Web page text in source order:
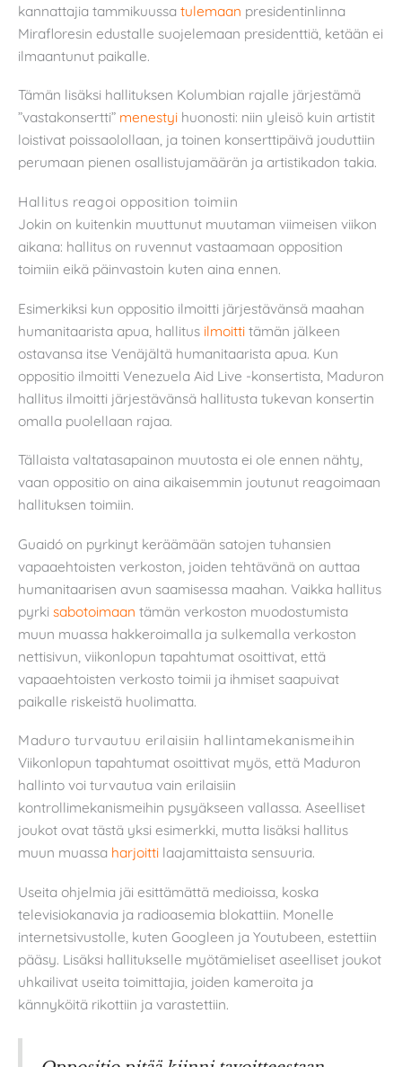
kannattajia tammikuussa tulemaan presidentinlinna
Mirafloresin edustalle suojelemaan presidenttiä, ketään ei
ilmaantunut paikalle.
Tämän lisäksi hallituksen Kolumbian rajalle järjestämä
”vastakonsertti” menestyi huonosti: niin yleisö kuin artistit
loistivat poissaolollaan, ja toinen konserttipäivä jouduttiin
perumaan pienen osallistujamäärän ja artistikadon takia.
Hallitus reagoi opposition toimiin
Jokin on kuitenkin muuttunut muutaman viimeisen viikon
aikana: hallitus on ruvennut vastaamaan opposition
toimiin eikä päinvastoin kuten aina ennen.
Esimerkiksi kun oppositio ilmoitti järjestävänsä maahan
humanitaarista apua, hallitus ilmoitti tämän jälkeen
ostavansa itse Venäjältä humanitaarista apua. Kun
oppositio ilmoitti Venezuela Aid Live -konsertista, Maduron
hallitus ilmoitti järjestävänsä hallitusta tukevan konsertin
omalla puolellaan rajaa.
Tällaista valtatasapainon muutosta ei ole ennen nähty,
vaan oppositio on aina aikaisemmin joutunut reagoimaan
hallituksen toimiin.
Guaidó on pyrkinyt keräämään satojen tuhansien
vapaaehtoisten verkoston, joiden tehtävänä on auttaa
humanitaarisen avun saamisessa maahan. Vaikka hallitus
pyrki sabotoimaan tämän verkoston muodostumista
muun muassa hakkeroimalla ja sulkemalla verkoston
nettisivun, viikonlopun tapahtumat osoittivat, että
vapaaehtoisten verkosto toimii ja ihmiset saapuivat
paikalle riskeistä huolimatta.
Maduro turvautuu erilaisiin hallintamekanismeihin
Viikonlopun tapahtumat osoittivat myös, että Maduron
hallinto voi turvautua vain erilaisiin
kontrollimekanismeihin pysyäkseen vallassa. Aseelliset
joukot ovat tästä yksi esimerkki, mutta lisäksi hallitus
muun muassa harjoitti laajamittaista sensuuria.
Useita ohjelmia jäi esittämättä medioissa, koska
televisiokanavia ja radioasemia blokattiin. Monelle
internetsivustolle, kuten Googleen ja Youtubeen, estettiin
pääsy. Lisäksi hallitukselle myötämieliset aseelliset joukot
uhkailivat useita toimittajia, joiden kameroita ja
kännyköitä rikottiin ja varastettiin.